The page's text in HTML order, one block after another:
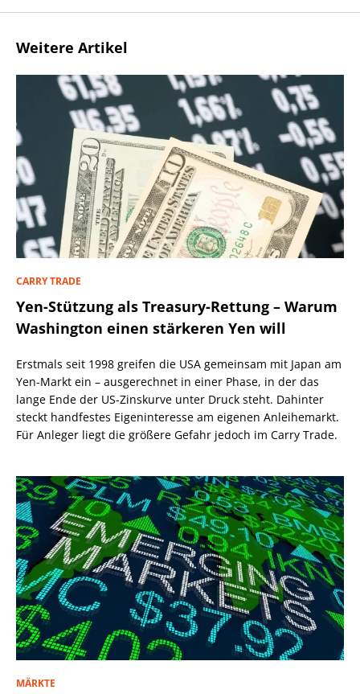
Weitere Artikel
CARRY TRADE
Yen-Stützung als Treasury-Rettung – Warum
Washington einen stärkeren Yen will
Erstmals seit 1998 greifen die USA gemeinsam mit Japan am
Yen-Markt ein – ausgerechnet in einer Phase, in der das
lange Ende der US-Zinskurve unter Druck steht. Dahinter
steckt handfestes Eigeninteresse am eigenen Anleihemarkt.
Für Anleger liegt die größere Gefahr jedoch im Carry Trade.
MÄRKTE